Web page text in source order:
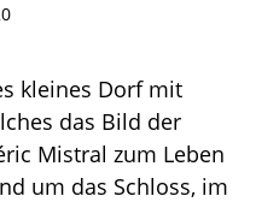
kleines Dorf mit
das Bild der
Mistral zum Leben
um das Schloss, im